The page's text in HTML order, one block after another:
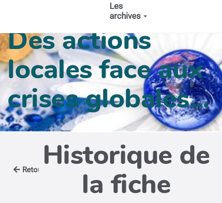
Les
archives
Des actions
locales face aux
crises globales...
Retour Historique de
la fiche